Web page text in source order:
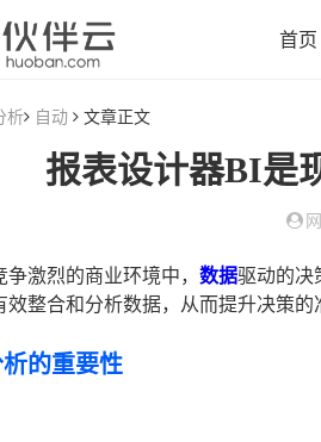
首页
析 自动 文章正文
报表设计器BI是
争激烈的商业环境中， 数据驱动的决
效整合和分析数据，从而提升决策的
的重要性